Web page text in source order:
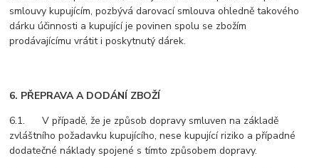
smlouvy kupujícím, pozbývá darovací smlouva ohledně takového
dárku účinnosti a kupující je povinen spolu se zbožím
prodávajícímu vrátit i poskytnutý dárek.
6. PŘEPRAVA A DODÁNÍ ZBOŽÍ
6.1. V případě, že je způsob dopravy smluven na základě
zvláštního požadavku kupujícího, nese kupující riziko a případné
dodatečné náklady spojené s tímto způsobem dopravy.